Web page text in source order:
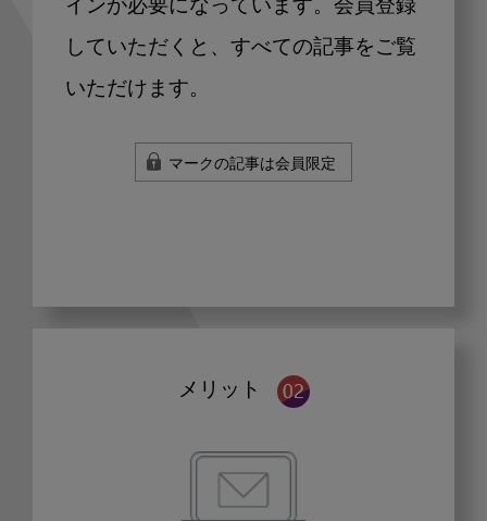
インが必要になっています。会員登録
していただくと、すべての記事をご覧
いただけます。
マークの記事は会員限定
メリット